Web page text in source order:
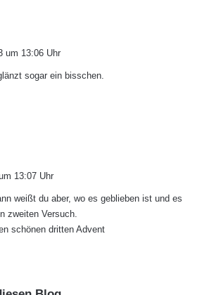
um 13:06 Uhr
sogar ein bisschen.
13:07 Uhr
weißt du aber, wo es geblieben ist und es
zweiten Versuch.
schönen dritten Advent